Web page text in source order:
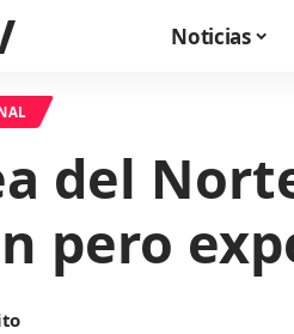
Noticias
del
pero